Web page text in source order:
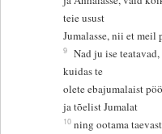
teie usust
Jumalasse, nii et meil
9 Nad ju ise
kuidas te
olete ebajumalaist
ja tõelist Jumalat
10 ning ootama